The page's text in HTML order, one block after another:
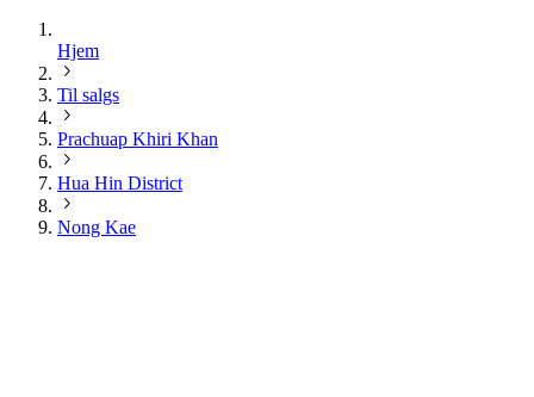
Hjem
Til salgs
Prachuap Khiri Khan
Hua Hin District
Nong Kae